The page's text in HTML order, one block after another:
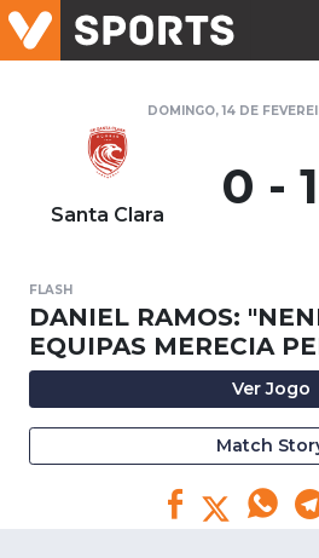
DOMINGO, 14 DE
Santa Clara 0 - 1
FLASH
DANIEL RAMOS:
EQUIPAS MERECIA
Ver Jogo
Match